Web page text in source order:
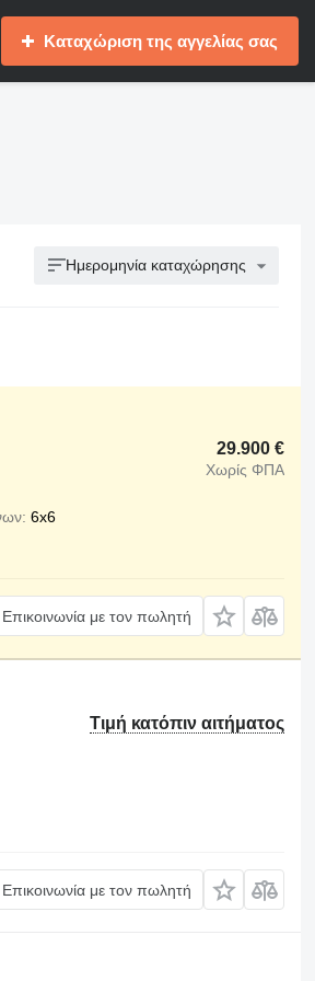
Καταχώριση της αγγελίας σας
Ημερομηνία καταχώρησης
29.900 €
Χωρίς ΦΠΑ
6x6
Επικοινωνία με τον πωλητή
Τιμή κατόπιν αιτήματος
Επικοινωνία με τον πωλητή